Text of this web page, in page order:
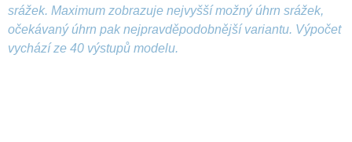
srážek. Maximum zobrazuje nejvyšší možný úhrn srážek,
očekávaný úhrn pak nejpravděpodobnější variantu. Výpočet
vychází ze 40 výstupů modelu.